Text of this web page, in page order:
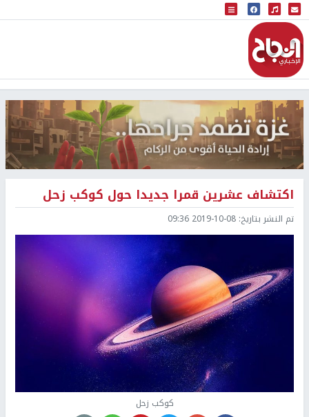
البث المباشر
إذاعة النجاح
اكتشاف عشرين قمرا جديدا حول كوكب زحل
تم النشر بتاريخ: 2019-10-08 09:36
كوكب زحل